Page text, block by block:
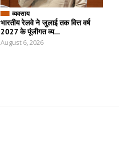
व्यवसाय
भारतीय रेलवे ने जुलाई तक वित्त वर्ष
2027 के पूंजीगत व्य...
August 6, 2026